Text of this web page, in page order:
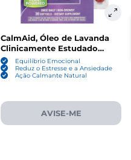
CalmAid, Óleo de Lavanda
Clinicamente Estudado
80mg, 30 Cápsulas, Nature's
Way
Equilíbrio Emocional
Reduz o Estresse e a Ansiedade
Ação Calmante Natural
AVISE-ME